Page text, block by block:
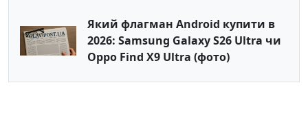
Який флагман Android купити в
2026: Samsung Galaxy S26 Ultra чи
Oppo Find X9 Ultra (фото)